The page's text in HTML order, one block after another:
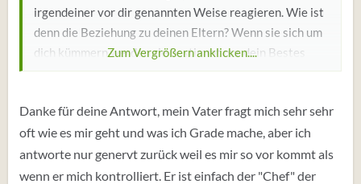
irgendeiner vor dir genannten Weise reagieren. Wie ist
denn die Beziehung zu deinen Eltern? Wenn sie sich um
dich kümmern werden sie bestimmt nur dein Bestes
wollen. Mach ihnen klar, dass du dir viele Gedanken
zufrieden bist. Vielleicht sagst du nicht von Anfang an
was du hier gesagt hast, dass du an Selbstmord denkst
und dein Leben für sinnlos erachtest. Und diagnostiziere
nicht zu schnell Depression bei dir selbst. Fragen sie
Zum Vergrößern anklicken....
Danke für deine Antwort, mein Vater fragt mich sehr sehr
oft wie es mir geht und was ich Grade mache, aber ich
antworte nur genervt zurück weil es mir so vor kommt als
wenn er mich kontrolliert. Er ist einfach der "Chef" der